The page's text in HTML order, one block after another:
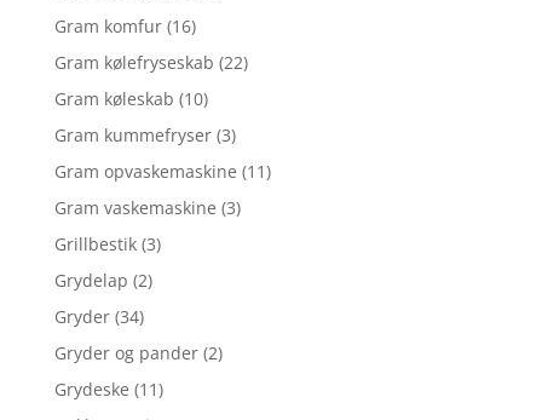
Gram komfur (16)
Gram kølefryseskab (22)
Gram køleskab (10)
Gram kummefryser (3)
Gram opvaskemaskine (11)
Gram vaskemaskine (3)
Grillbestik (3)
Grydelap (2)
Gryder (34)
Gryder og pander (2)
Grydeske (11)